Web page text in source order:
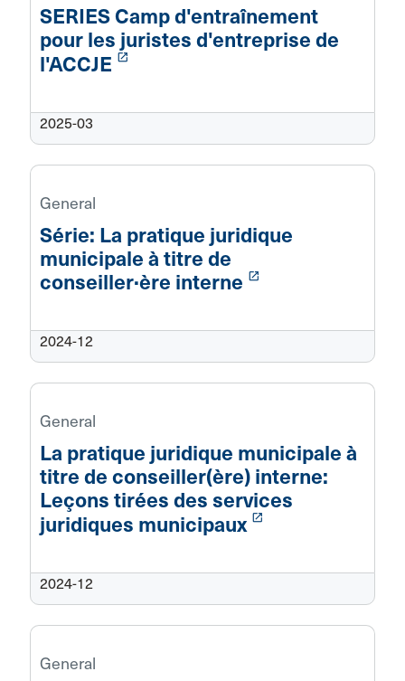
SERIES Camp d'entraînement
pour les juristes d'entreprise de
l'ACCJE launch
2025-03
General
Série: La pratique juridique
municipale à titre de
conseiller·ère interne launch
2024-12
General
La pratique juridique municipale à
titre de conseiller(ère) interne:
Leçons tirées des services
juridiques municipaux launch
2024-12
General